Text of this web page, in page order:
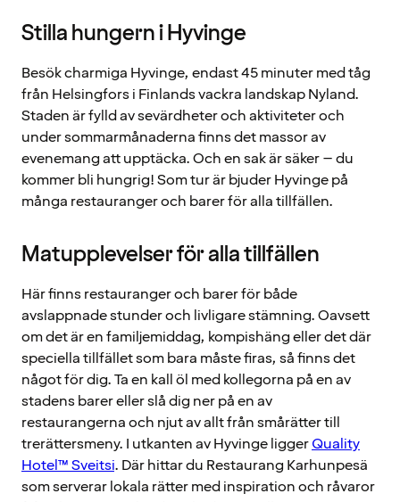
Stilla hungern i Hyvinge
Besök charmiga Hyvinge, endast 45 minuter med tåg
från Helsingfors i Finlands vackra landskap Nyland.
Staden är fylld av sevärdheter och aktiviteter och
under sommarmånaderna finns det massor av
evenemang att upptäcka. Och en sak är säker – du
kommer bli hungrig! Som tur är bjuder Hyvinge på
många restauranger och barer för alla tillfällen.
Matupplevelser för alla tillfällen
Här finns restauranger och barer för både
avslappnade stunder och livligare stämning. Oavsett
om det är en familjemiddag, kompishäng eller det där
speciella tillfället som bara måste firas, så finns det
något för dig. Ta en kall öl med kollegorna på en av
stadens barer eller slå dig ner på en av
restaurangerna och njut av allt från smårätter till
trerättersmeny. I utkanten av Hyvinge liggerQuality
Hotel™ Sveitsi. Där hittar du Restaurang Karhunpesä
som serverar lokala rätter med inspiration och råvaror